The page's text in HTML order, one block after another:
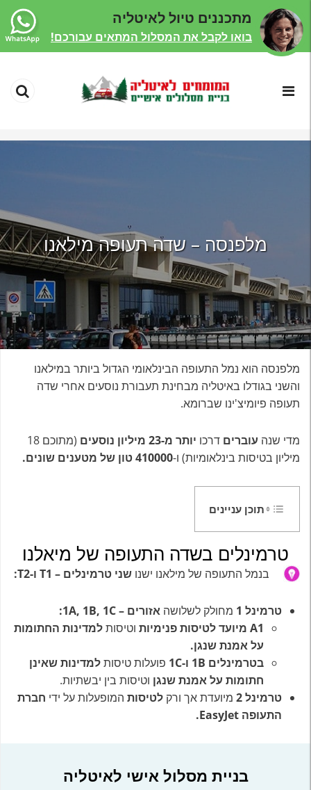
מלפנסה – שדה תעופה מילאנו
מלפנסה הוא נמל התעופה הבינלאומי הגדול ביותר במילאנו
והשני בגודלו באיטליה מבחינת תעבורת נוסעים אחרי שדה
תעופה פיומיצ'ינו שברומא.
מדי שנה עוברים דרכו יותר מ-23 מיליון נוסעים
(מתוכם 18
מיליון בטיסות בינלאומיות) ו-410000 טון של מטענים שונים.
תוכן עניינים
טרמינלים בשדה התעופה של מיאלנו
בנמל התעופה של מילאנו ישנו שני טרמינלים – T1 ו-T2:
טרמינל 1 מחולק לשלושה אזורים – 1A, 1B, 1C:
A1 מיועד לטיסות פנימיות
וטיסותלמדינות החתומות
על אמנת שנגן.
בטרמינלים 1B ו-1C
פועלות טיסותלמדינות שאינן
חתומות על אמנת שנגן וטיסות בין יבשתיות.
טרמינל 2
מיועדת אך ורק לטיסות המופעלות על ידי חברת
התעופה EasyJet.
בניית מסלול אישי לאיטליה
מתכננים טיול לאיטליה
בואו לקבל את המסלול המתאים עבורכם!